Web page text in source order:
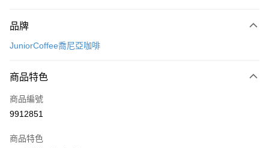
信用卡一次付款
宅配
每筆NT$150
品牌
JuniorCoffee喬尼亞咖啡
商品特色
商品編號
9912851
商品特色